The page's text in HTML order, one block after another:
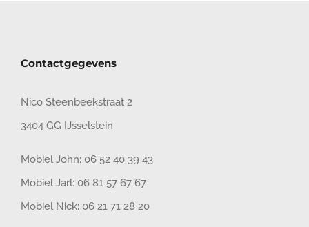
Contactgegevens
Nico Steenbeekstraat 2
3404 GG IJsselstein
Mobiel John: 06 52 40 39 43
Mobiel Jarl: 06 81 57 67 67
Mobiel Nick: 06 21 71 28 20